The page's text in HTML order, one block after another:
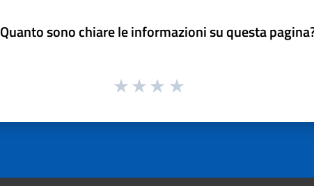
Quanto sono chiare le informazioni su questa